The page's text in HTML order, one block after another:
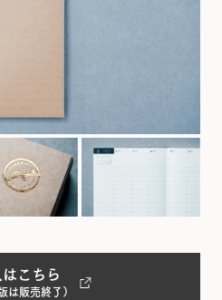
こちら
は販売終了）